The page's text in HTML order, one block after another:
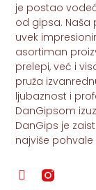
je postao
od gipsa. Naša
uvek
asortiman
prelepi, već i
pruža
ljubaznost i
DanGipsom
DanGips je
najviše